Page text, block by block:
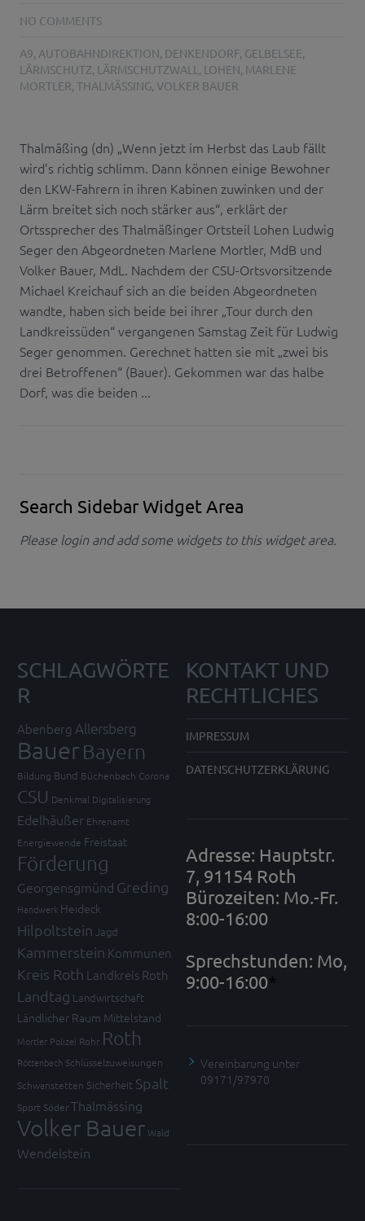
NO COMMENTS
A9, AUTOBAHNDIREKTION, DENKENDORF, GELBELSEE,
LÄRMSCHUTZ, LÄRMSCHUTZWALL , LOHEN, MARLENE
MORTLER, THALMÄSSING, VOLKER BAUER
Thalmäßing (dn) „Wenn jetzt im Herbst das Laub fällt
wird’s richtig schlimm. Dann können einige Bewohner
den LKW-Fahrern in ihren Kabinen zuwinken und der
Lärm breitet sich noch stärker aus“, erklärt der
Ortssprecher des Thalmäßinger Ortsteil Lohen Ludwig
Seger den Abgeordneten Marlene Mortler, MdB und
Volker Bauer, MdL. Nachdem der CSU-Ortsvorsitzende
Michael Kreichauf sich an die beiden Abgeordneten
wandte, haben sich beide bei ihrer „Tour durch den
Landkreissüden“ vergangenen Samstag Zeit für Ludwig
Seger genommen. Gerechnet hatten sie mit „zwei bis
drei Betroffenen“ (Bauer). Gekommen war das halbe
Dorf, was die beiden ...
Search Sidebar Widget Area
Please login and add some widgets to this widget area.
SCHLAGWÖRTE
R
Abenberg Allersberg
Bauer Bayern
Bildung Bund Büchenbach Corona
CSU Denkmal Digitalisierung
Edelhäußer Ehrenamt
Energiewende Freistaat
Förderung
Georgensgmünd Greding
Handwerk Heideck
Hilpoltstein Jagd
Kammerstein Kommunen
Kreis Roth Landkreis Roth
Landtag Landwirtschaft
Ländlicher Raum Mittelstand
Mortler Polizei Rohr Roth
Röttenbach Schlüsselzuweisungen
Schwanstetten Sicherheit Spalt
Sport SöderThalmässing
Volker BauerWald
Wendelstein
KONTAKT UND
RECHTLICHES
IMPRESSUM
DATENSCHUTZERKLÄRUNG
Adresse: Hauptstr.
7, 91154 Roth
Bürozeiten: Mo.-Fr.
8:00-16:00
Sprechstunden: Mo,
9:00-16:00*
Vereinbarung unter
09171/97970